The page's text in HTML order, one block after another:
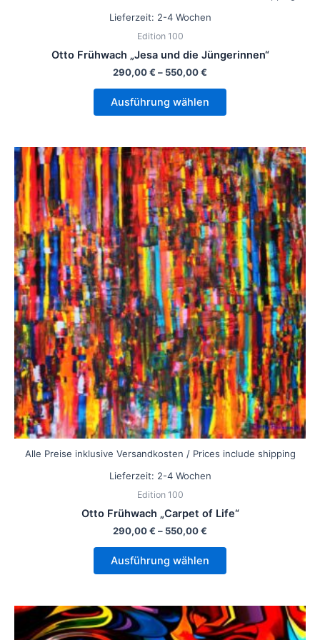
Lieferzeit: 2-4 Wochen
Edition 100
Otto Frühwach „Jesa und die Jüngerinnen“
290,00€ – 550,00€
Ausführung wählen
Alle Preise inklusive Versandkosten / Prices include shipping
Lieferzeit: 2-4 Wochen
Edition 100
Otto Frühwach „Carpet of Life“
290,00€ – 550,00€
Ausführung wählen
Dieses
Produkt
weist
mehrere
Varianten
auf.
Die
Optionen
können
auf
der
Produktseite
gewählt
werden
Dieses
Produkt